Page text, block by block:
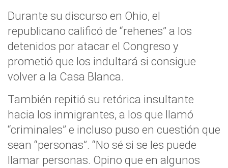
Durante su discurso en Ohio, el
republicano calificó de “rehenes” a los
detenidos por atacar el Congreso y
prometió que los indultará si consigue
volver a la Casa Blanca.
También repitió su retórica insultante
hacia los inmigrantes, a los que llamó
“criminales” e incluso puso en cuestión que
sean “personas”. “No sé si se les puede
llamar personas. Opino que en algunos